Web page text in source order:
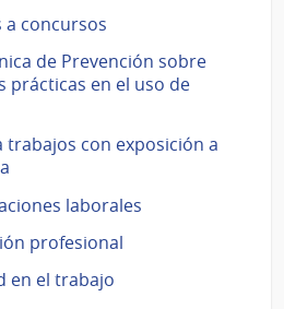
a concursos
de Prevención sobre
prácticas en el uso de
trabajos con exposición a
laborales
profesional
en el trabajo